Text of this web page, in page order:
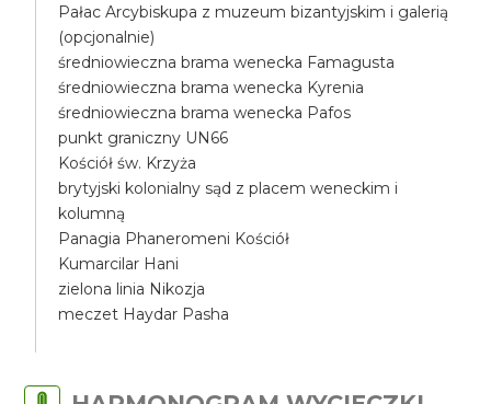
Pałac Arcybiskupa z muzeum bizantyjskim i galerią
(opcjonalnie)
średniowieczna brama wenecka Famagusta
średniowieczna brama wenecka Kyrenia
średniowieczna brama wenecka Pafos
punkt graniczny UN66
Kościół św. Krzyża
brytyjski kolonialny sąd z placem weneckim i
kolumną
Panagia Phaneromeni Kościół
Kumarcilar Hani
zielona linia Nikozja
meczet Haydar Pasha